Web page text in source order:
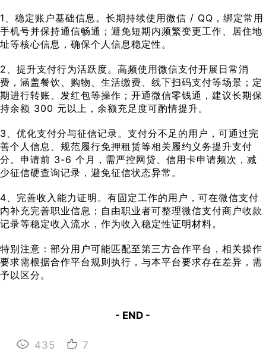
1、稳定账户基础信息。长期持续使用微信 / QQ，绑定常用
手机号并保持通信畅通；避免短期内频繁变更工作、居住地
址等核心信息，确保个人信息稳定性。
2、提升支付行为活跃度。高频使用微信支付开展日常消
费，涵盖餐饮、购物、生活缴费、线下扫码支付等场景；定
期进行转账、发红包等操作；开通微信零钱通，建议长期保
持余额 300 元以上，余额充足度可酌情提升。
3、优化支付分与征信记录。支付分不足的用户，可通过完
善个人信息、规范履行免押租赁等相关履约义务提升支付
分。申请前 3-6 个月，需严控网贷、信用卡申请频次，减
少征信硬查询记录，避免征信状态异常。
4、完善收入能力证明。有固定工作的用户，可在微信支付
内补充完善职业信息；自由职业者可整理微信支付商户收款
记录等稳定收入流水，作为收入稳定性证明材料。
特别注意：部分用户可能匹配至第三方合作平台，相关操作
要求需根据合作平台规则执行，与本平台要求存在差异，需
予以区分。
- END -
435 7